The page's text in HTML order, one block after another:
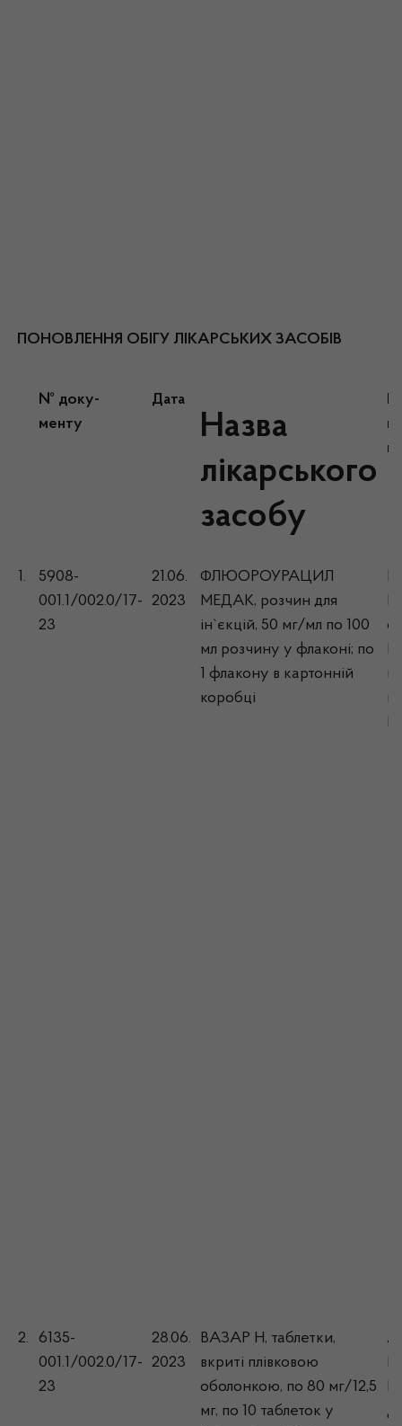
ПОНОВЛЕННЯ ОБІГУ ЛІКАРСЬКИХ ЗАСОБІВ
№ доку-
менту
Дата
Назва
лікарського
засобу
1.
5908-
001.1/002.0/17-
23
21.06.
2023
ФЛЮОРОУРАЦИЛ
МЕДАК, розчин для
ін`єкцій, 50 мг/мл по 100
мл розчину у флаконі; по
1 флакону в картонній
коробці
2.
6135-
001.1/002.0/17-
23
28.06.
2023
ВАЗАР Н, таблетки,
вкриті плівковою
оболонкою, по 80 мг/12,5
мг, по 10 таблеток у